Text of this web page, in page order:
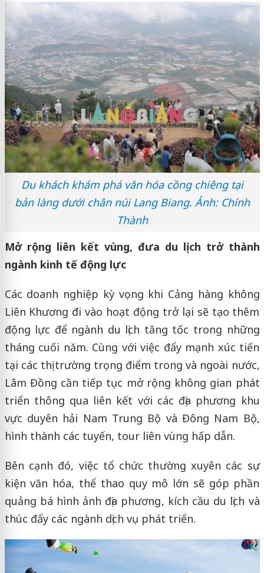
Du khách khám phá văn hóa cồng chiêng tại
bản làng dưới chân núi Lang Biang. Ảnh: Chính
Thành
Mở rộng liên kết vùng, đưa du lịch trở thành
ngành kinh tế động lực
Các doanh nghiệp kỳ vọng khi Cảng hàng không
Liên Khương đi vào hoạt động trở lại sẽ tạo thêm
động lực để ngành du lịch tăng tốc trong những
tháng cuối năm. Cùng với việc đẩy mạnh xúc tiến
tại các thị trường trọng điểm trong và ngoài nước,
Lâm Đồng cần tiếp tục mở rộng không gian phát
triển thông qua liên kết với các địa phương khu
vực duyên hải Nam Trung Bộ và Đông Nam Bộ,
hình thành các tuyến, tour liên vùng hấp dẫn.
Bên cạnh đó, việc tổ chức thường xuyên các sự
kiện văn hóa, thể thao quy mô lớn sẽ góp phần
quảng bá hình ảnh địa phương, kích cầu du lịch và
thúc đẩy các ngành dịch vụ phát triển.